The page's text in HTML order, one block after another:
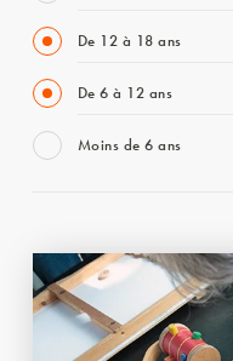
De 12 à 18 ans
De 6 à 12 ans
Moins de 6 ans